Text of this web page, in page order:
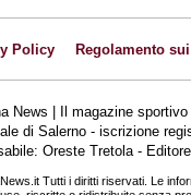
Policy Regolamento
News | Il magazine
di Salerno - iscrizione
Oreste Tretola -
Tutti i diritti riservati. Le